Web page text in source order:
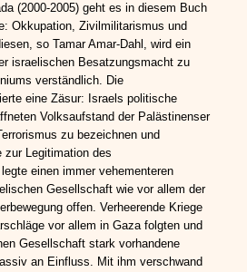
(2000-2005) geht es in diesem Buch
Okkupation, Zivilmilitarismus und
so Tamar Amar-Dahl, wird ein
israelischen Besatzungsmacht zu
verständlich. Die
eine Zäsur: Israels politische
Volksaufstand der Palästinenser
zu bezeichnen und
zur Legitimation des
einen immer vehementeren
Gesellschaft wie vor allem der
offen. Verheerende Kriege
vor allem in Gaza folgten und
Gesellschaft stark vorhandene
an Einfluss. Mit ihm verschwand